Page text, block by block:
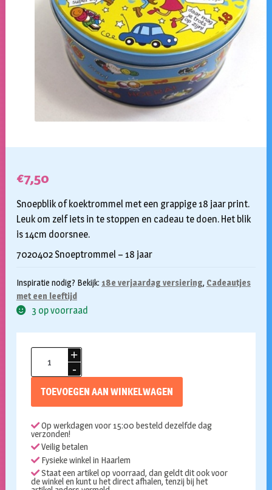
€7,50
Snoepblik of koektrommel met een grappige 18 jaar print.
Leuk om zelf iets in te stoppen en cadeau te doen. Het blik
is 14cm doorsnee.
7020402 Snoeptrommel – 18 jaar
Inspiratie nodig? Bekijk: 18e verjaardag versiering, Cadeautjes
met een leeftijd
3 op voorraad
Snoeptrommel
TOEVOEGEN AAN WINKELWAGEN
Op werkdagen voor 15:00 besteld dezelfde dag
verzonden!
Veilig betalen
Fysieke winkel in Haarlem
Staat een artikel op voorraad, dan geldt dit ook voor
de winkel en kunt u het direct afhalen, tenzij bij het